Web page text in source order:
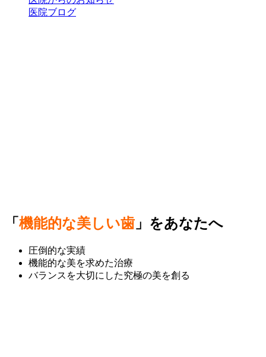
医院ブログ
「 機能的な美しい歯 」をあなたへ
圧倒的な実績
機能的な美を求めた治療
バランスを大切にした究極の美を創る